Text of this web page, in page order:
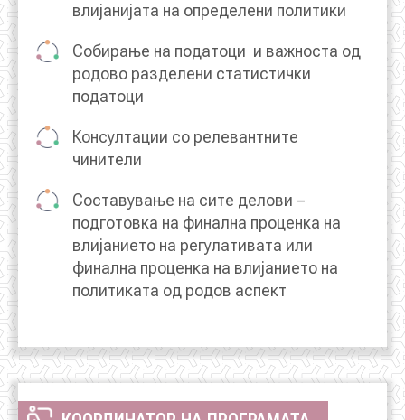
влијанијата на определени политики
Собирање на податоци и важноста од
родово разделени статистички
податоци
Консултации со релевантните
чинители
Составување на сите делови –
подготовка на финална проценка на
влијанието на регулативата или
финална проценка на влијанието на
политиката од родов аспект